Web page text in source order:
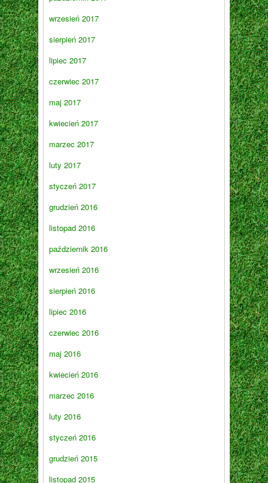
wrzesień 2017
sierpień 2017
lipiec 2017
czerwiec 2017
maj 2017
kwiecień 2017
marzec 2017
luty 2017
styczeń 2017
grudzień 2016
listopad 2016
październik 2016
wrzesień 2016
sierpień 2016
lipiec 2016
czerwiec 2016
maj 2016
kwiecień 2016
marzec 2016
luty 2016
styczeń 2016
grudzień 2015
listopad 2015